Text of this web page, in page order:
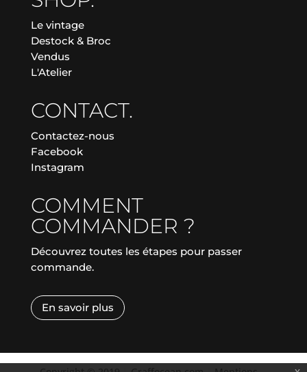
Le vintage
Destock & Broc
Vendus
L'Atelier
CONTACT.
Contactez-nous
Facebook
Instagram
COMMENT
COMMANDER ?
Découvrez toutes les étapes pour passer
commande.
En savoir plus